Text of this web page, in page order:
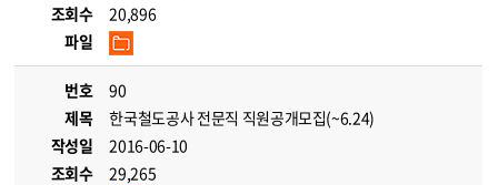
조회수
20,896
파일
번호
90
제목
한국철도공사 전문직 직원공개모집(~6.24)
작성일
2016-06-10
조회수
29,265